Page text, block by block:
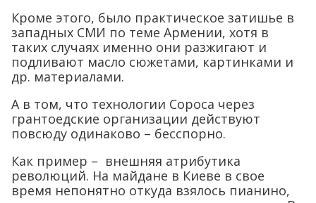
Кроме этого, было практическое затишье в
западных СМИ по теме Армении, хотя в
таких случаях именно они разжигают и
подливают масло сюжетами, картинками и
др. материалами.
А в том, что технологии Сороса через
грантоедские организации действуют
повсюду одинаково – бесспорно.
Как пример – внешняя атрибутика
революций. На майдане в Киеве в свое
время непонятно откуда взялось пианино,